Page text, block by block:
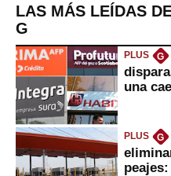
LAS MÁS LEÍDAS
G
PLUS G
una
PLUS G